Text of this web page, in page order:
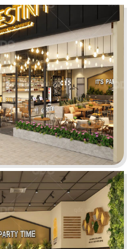
CÓ CHẤT"
văn hóa vỉa hè độc
đường phố, mang đến
trưng cho thực khách